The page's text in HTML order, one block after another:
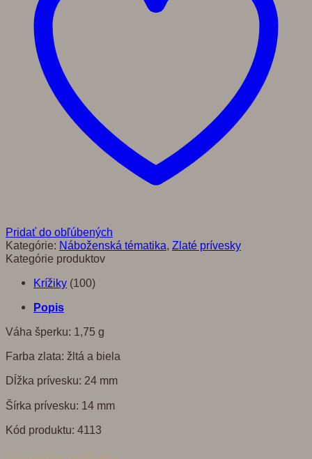
Pridať do obľúbených
Kategórie: Náboženská tématika Zlaté prívesky
Kategórie produktov
Krížiky (100)
Popis
Váha šperku: 1,75 g
Farba zlata: žltá a biela
Dĺžka prívesku: 24 mm
Šírka prívesku: 14 mm
Kód produktu: 4113